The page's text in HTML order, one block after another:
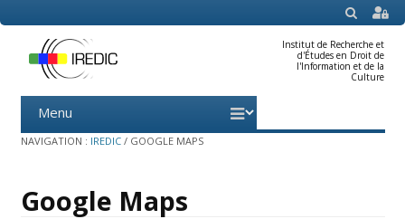
SEARCH
Institut de Recherche et
d'Études en Droit de
l'Information et de la
Culture
Menu
content
NAVIGATION : IREDIC / GOOGLE MAPS
Google Maps